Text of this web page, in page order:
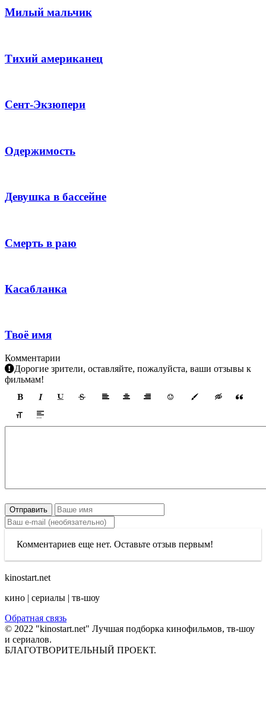
Милый мальчик
Тихий американец
Сент-Экзюпери
Одержимость
Девушка в бассейне
Смерть в раю
Касабланка
Твоё имя
Комментарии
Дорогие зрители, оставляйте, пожалуйста, ваши отзывы к
фильмам!
Отправить
Комментариев еще нет. Оставьте отзыв первым!
kinostart.net
кино | сериалы | тв-шоу
Обратная связь
© 2022 "kinostart.net" Лучшая подборка кинофильмов, тв-шоу
и сериалов.
БЛАГОТВОРИТЕЛЬНЫЙ ПРОЕКТ.